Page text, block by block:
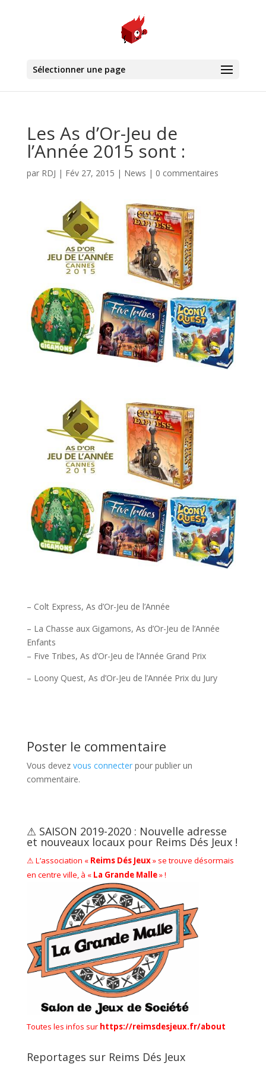
Sélectionner une page
Les As d’Or-Jeu de
l’Année 2015 sont :
par RDJ | Fév 27, 2015 | News | 0 commentaires
– Colt Express, As d’Or-Jeu de l’Année
– La Chasse aux Gigamons, As d’Or-Jeu de l’Année
Enfants
– Five Tribes, As d’Or-Jeu de l’Année Grand Prix
– Loony Quest, As d’Or-Jeu de l’Année Prix du Jury
Poster le commentaire
Vous devez vous connecterpour publier un
commentaire.
⚠ SAISON 2019-2020 : Nouvelle adresse
et nouveaux locaux pour Reims Dés Jeux !
⚠ L’association « Reims Dés Jeux» se trouve désormais
en centre ville, à « La Grande Malle» !
Toutes les infos sur https://reimsdesjeux.fr/about
Reportages sur Reims Dés Jeux